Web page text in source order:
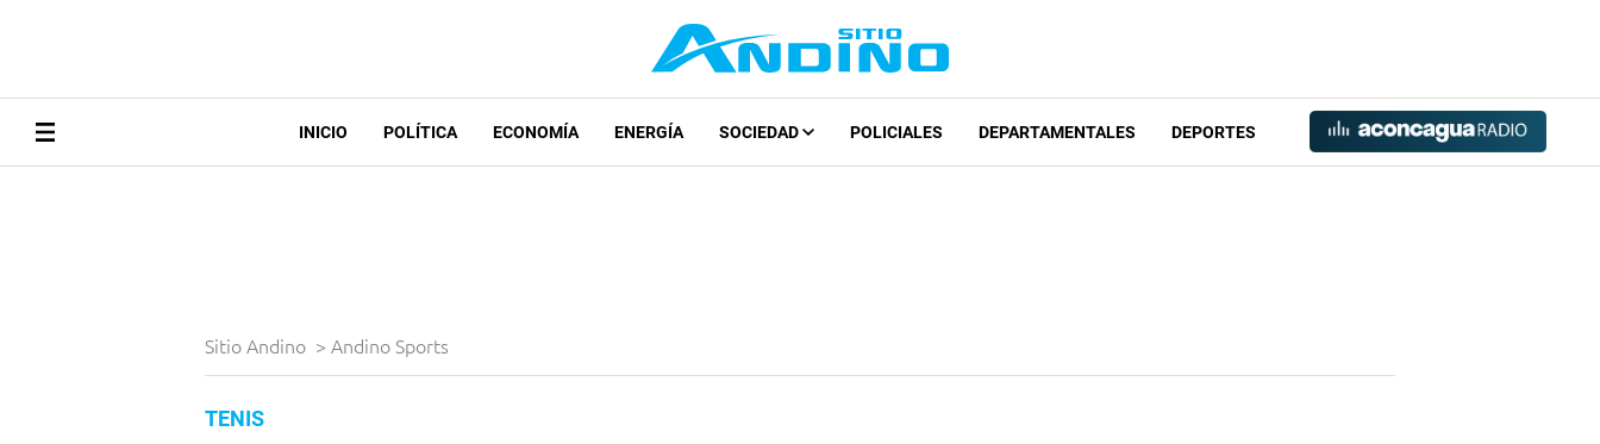
INICIO POLÍTICA ECONOMÍA ENERGÍA SOCIEDAD POLICIALES DEPARTAMENTALES DEPORTES
Sitio Andino > Andino Sports
TENIS